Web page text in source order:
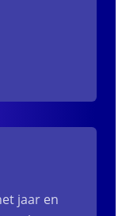
jaar en